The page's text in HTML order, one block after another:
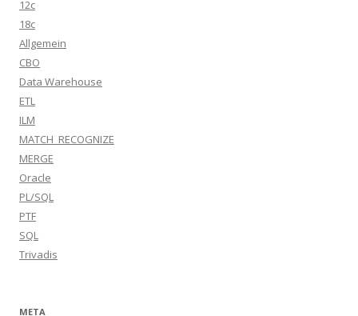
12c
18c
Allgemein
CBO
Data Warehouse
ETL
ILM
MATCH_RECOGNIZE
MERGE
Oracle
PL/SQL
PTF
SQL
Trivadis
META